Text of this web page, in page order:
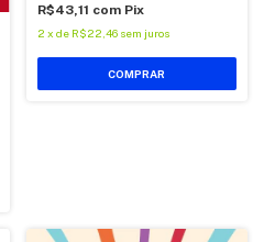
R$43,11 com Pix
2 x de R$22,46 sem juros
COMPRAR